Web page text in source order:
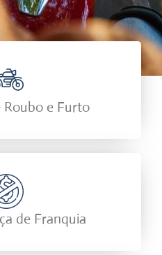
e Furto
de Franquia